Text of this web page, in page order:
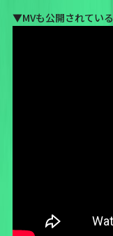
▼MVも公開されてい